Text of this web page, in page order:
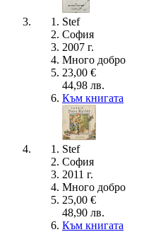
Stef
София
2007 г.
Много добро
23,00 €
44,98 лв.
Към книгата
Stef
София
2011 г.
Много добро
25,00 €
48,90 лв.
Към книгата